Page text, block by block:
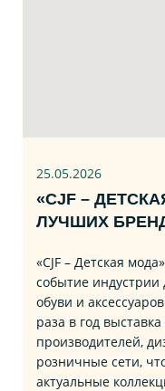
25.05.2026
«CJF –
ЛУЧШИХ
«CJF – Детская
событие индустрии
обуви и
раза в год
производителей,
розничные сети,
актуальные